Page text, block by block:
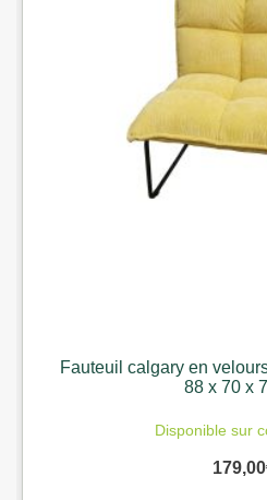
Fauteuil calgary en
88 x 70 x
Disponible sur
179,00